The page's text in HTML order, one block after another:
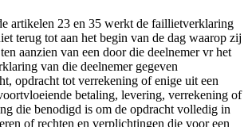
artikelen 23 en 35 werkt de faillietverklaring
terug tot aan het begin van de dag waarop zij
aanzien van een door die deelnemer vr het
van die deelnemer gegeven
opdracht tot verrekening of enige uit een
betaling, levering, verrekening of
die benodigd is om de opdracht volledig in
of rechten en verplichtingen die voor een